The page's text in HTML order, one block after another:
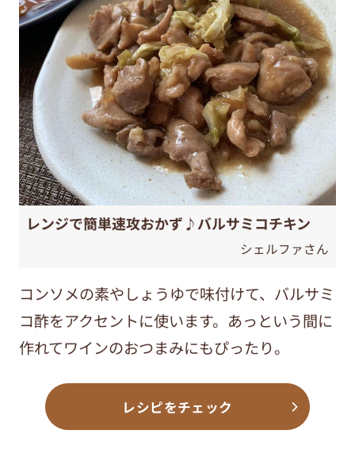
レンジで簡単速攻おかず♪バルサミコチキン
シェルファさん
コンソメの素やしょうゆで味付けて、バルサミ
コ酢をアクセントに使います。あっという間に
作れてワインのおつまみにもぴったり。
レシピをチェック